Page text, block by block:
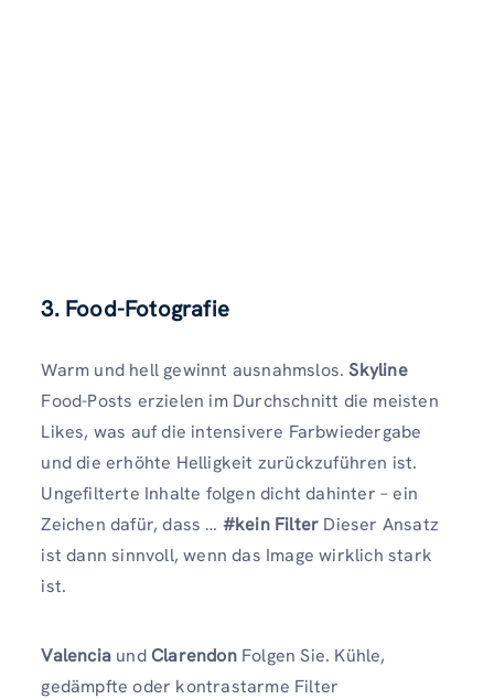
3. Food-Fotografie
Warm und hell gewinnt ausnahmslos.Skyline
Food-Posts erzielen im Durchschnitt die meisten
Likes, was auf die intensivere Farbwiedergabe
und die erhöhte Helligkeit zurückzuführen ist.
Ungefilterte Inhalte folgen dicht dahinter – ein
Zeichen dafür, dass … #kein Filter Dieser Ansatz
ist dann sinnvoll, wenn das Image wirklich stark
ist.
Valencia undClarendon Folgen Sie. Kühle,
gedämpfte oder kontrastarme Filter